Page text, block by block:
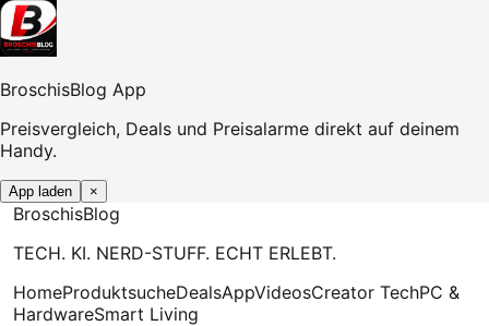
BroschisBlog App
Preisvergleich, Deals und Preisalarme direkt auf deinem
Handy.
App laden ×
BroschisBlog
TECH. KI. NERD-STUFF. ECHT ERLEBT.
HomeProduktsucheDealsAppVideosCreator TechPC &
HardwareSmart Living